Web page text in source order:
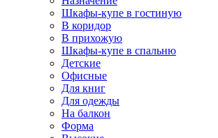
Шкафы-купе в гостиную
В коридор
В прихожую
Шкафы-купе в спальню
Детские
Офисные
Для книг
Для одежды
На балкон
Форма